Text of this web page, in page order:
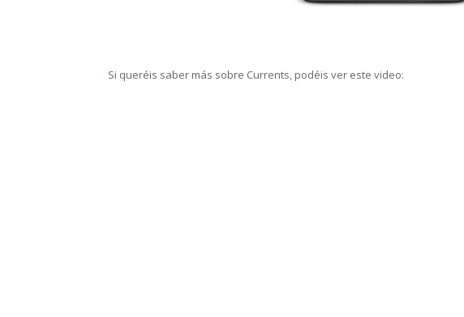
Si queréis saber más sobre Currents, podéis ver este video: